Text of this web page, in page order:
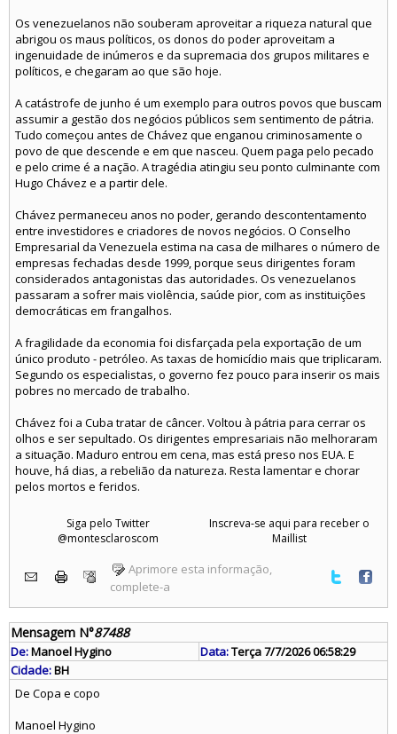
Os venezuelanos não souberam aproveitar a riqueza natural que
abrigou os maus políticos, os donos do poder aproveitam a
ingenuidade de inúmeros e da supremacia dos grupos militares e
políticos, e chegaram ao que são hoje.
A catástrofe de junho é um exemplo para outros povos que buscam
assumir a gestão dos negócios públicos sem sentimento de pátria.
Tudo começou antes de Chávez que enganou criminosamente o
povo de que descende e em que nasceu. Quem paga pelo pecado
e pelo crime é a nação. A tragédia atingiu seu ponto culminante com
Hugo Chávez e a partir dele.
Chávez permaneceu anos no poder, gerando descontentamento
entre investidores e criadores de novos negócios. O Conselho
Empresarial da Venezuela estima na casa de milhares o número de
empresas fechadas desde 1999, porque seus dirigentes foram
considerados antagonistas das autoridades. Os venezuelanos
passaram a sofrer mais violência, saúde pior, com as instituições
democráticas em frangalhos.
A fragilidade da economia foi disfarçada pela exportação de um
único produto - petróleo. As taxas de homicídio mais que triplicaram.
Segundo os especialistas, o governo fez pouco para inserir os mais
pobres no mercado de trabalho.
Chávez foi a Cuba tratar de câncer. Voltou à pátria para cerrar os
olhos e ser sepultado. Os dirigentes empresariais não melhoraram
a situação. Maduro entrou em cena, mas está preso nos EUA. E
houve, há dias, a rebelião da natureza. Resta lamentar e chorar
pelos mortos e feridos.
Siga pelo Twitter
@montesclaroscom
Inscreva-se aqui para receber o
Maillist
Aprimore esta informação,
complete-a
Mensagem N°87488
De:Manoel Hygino Data:Terça 7/7/2026 06:58:29
Cidade:BH
De Copa e copo
Manoel Hygino